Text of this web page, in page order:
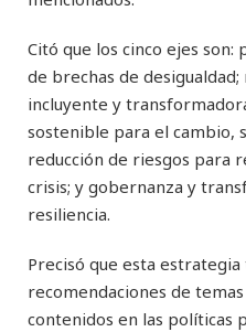
Citó que los cinco ejes son:
de brechas de
incluyente y
sostenible para el cambio,
reducción de riesgos para
crisis; y gobernanza y
resiliencia.
Precisó que esta
recomendaciones de
contenidos en las políticas